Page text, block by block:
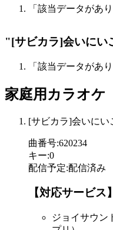
「該当データがあ
"[サビカラ]会いにい
「該当データがあ
家庭用カラオケ
[サビカラ]会いにい
曲番号:620234
キー:0
配信予定:配信済み
【対応サービス】
ジョイサウン